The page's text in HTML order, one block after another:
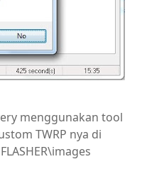
menggunakan tool
TWRP nya di